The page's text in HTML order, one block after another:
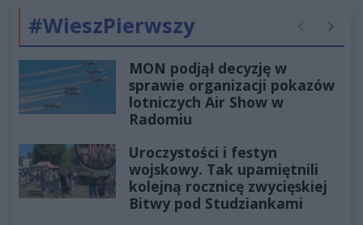
#WieszPierwszy Poprzednie
MON podjął decyzję w
sprawie organizacji pokazów
lotniczych Air Show w
Radomiu
Uroczystości i festyn
wojskowy. Tak upamiętnili
kolejną rocznicę zwycięskiej
Bitwy pod Studziankami